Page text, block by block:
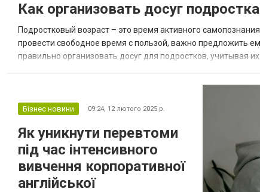
перепадів температур та ультрафіолету.
Де застосовувати: Ванні кімнати, кухні,
басейни – ідеально...
Как организовать досуг
Подростковый возраст – это время активного
провести свободное время с пользой, важно предложить
правильно организовать досуг для подростков, учитывая
Бізнес новини 09:24, 12 лютого 2025 р.
Як уникнути перевтоми
під час інтенсивного
вивчення корпоративної
англійської